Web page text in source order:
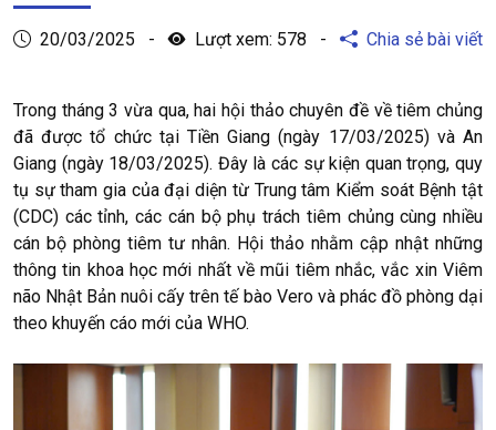
20/03/2025 - Lượt xem: 578 - Chia sẻ bài viết
Trong tháng 3 vừa qua, hai hội thảo chuyên đề về tiêm chủng
đã được tổ chức tại Tiền Giang (ngày 17/03/2025) và An
Giang (ngày 18/03/2025). Đây là các sự kiện quan trọng, quy
tụ sự tham gia của đại diện từ Trung tâm Kiểm soát Bệnh tật
(CDC) các tỉnh, các cán bộ phụ trách tiêm chủng cùng nhiều
cán bộ phòng tiêm tư nhân. Hội thảo nhằm cập nhật những
thông tin khoa học mới nhất về mũi tiêm nhắc, vắc xin Viêm
não Nhật Bản nuôi cấy trên tế bào Vero và phác đồ phòng dại
theo khuyến cáo mới của WHO.